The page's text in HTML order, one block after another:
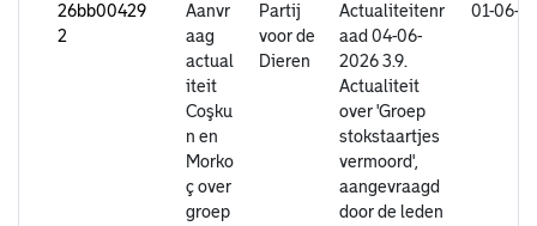
26bb00429
2
Aanvr
aag
actual
iteit
Coşku
n en
Morko
ç over
groep
Partij
voor de
Dieren
Actualiteitenr
aad 04-06-
2026 3.9.
Actualiteit
over 'Groep
stokstaartjes
vermoord',
aangevraagd
door de leden
01-06-